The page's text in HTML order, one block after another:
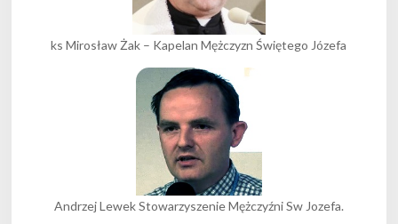
ks Mirosław Żak – Kapelan Mężczyzn Świętego Józefa
Andrzej Lewek Stowarzyszenie Mężczyźni Sw Jozefa.